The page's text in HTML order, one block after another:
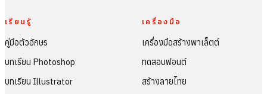
เรียนรู้
คู่มือตัวอักษร
บทเรียน Photoshop
บทเรียน Illustrator
เครื่องมือ
เครื่องมือสร้างพาเล็ตต์
ทดสอบฟอนต์
สร้างลายไทย